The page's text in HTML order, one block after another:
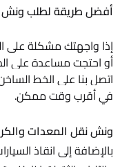
أفضل طريقة لطلب ونش
إذا واجهتك مشكلة على
أو احتجت مساعدة على
اتصل بنا على الخط
في أقرب وقت ممكن.
ونش نقل المعدات
بالإضافة إلى انقاذ